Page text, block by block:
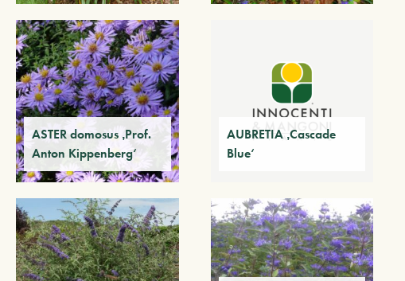
ASTER domosus ‚Prof.
Anton Kippenberg‘
AUBRETIA ‚Cascade
Blue‘